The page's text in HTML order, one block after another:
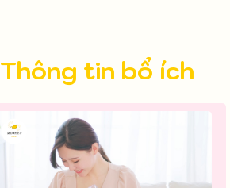
Thông tin bổ ích